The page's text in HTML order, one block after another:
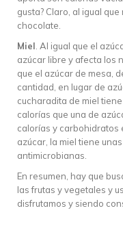
gusta? Claro, al igual
chocolate.
Miel. Al igual que el
azúcar libre y afecta los
que el azúcar de mesa,
cantidad, en lugar de
cucharadita de miel
calorías que una de
calorías y carbohidratos
azúcar, la miel tiene
antimicrobianas.
En resumen, hay que
las frutas y vegetales y
disfrutamos y siendo